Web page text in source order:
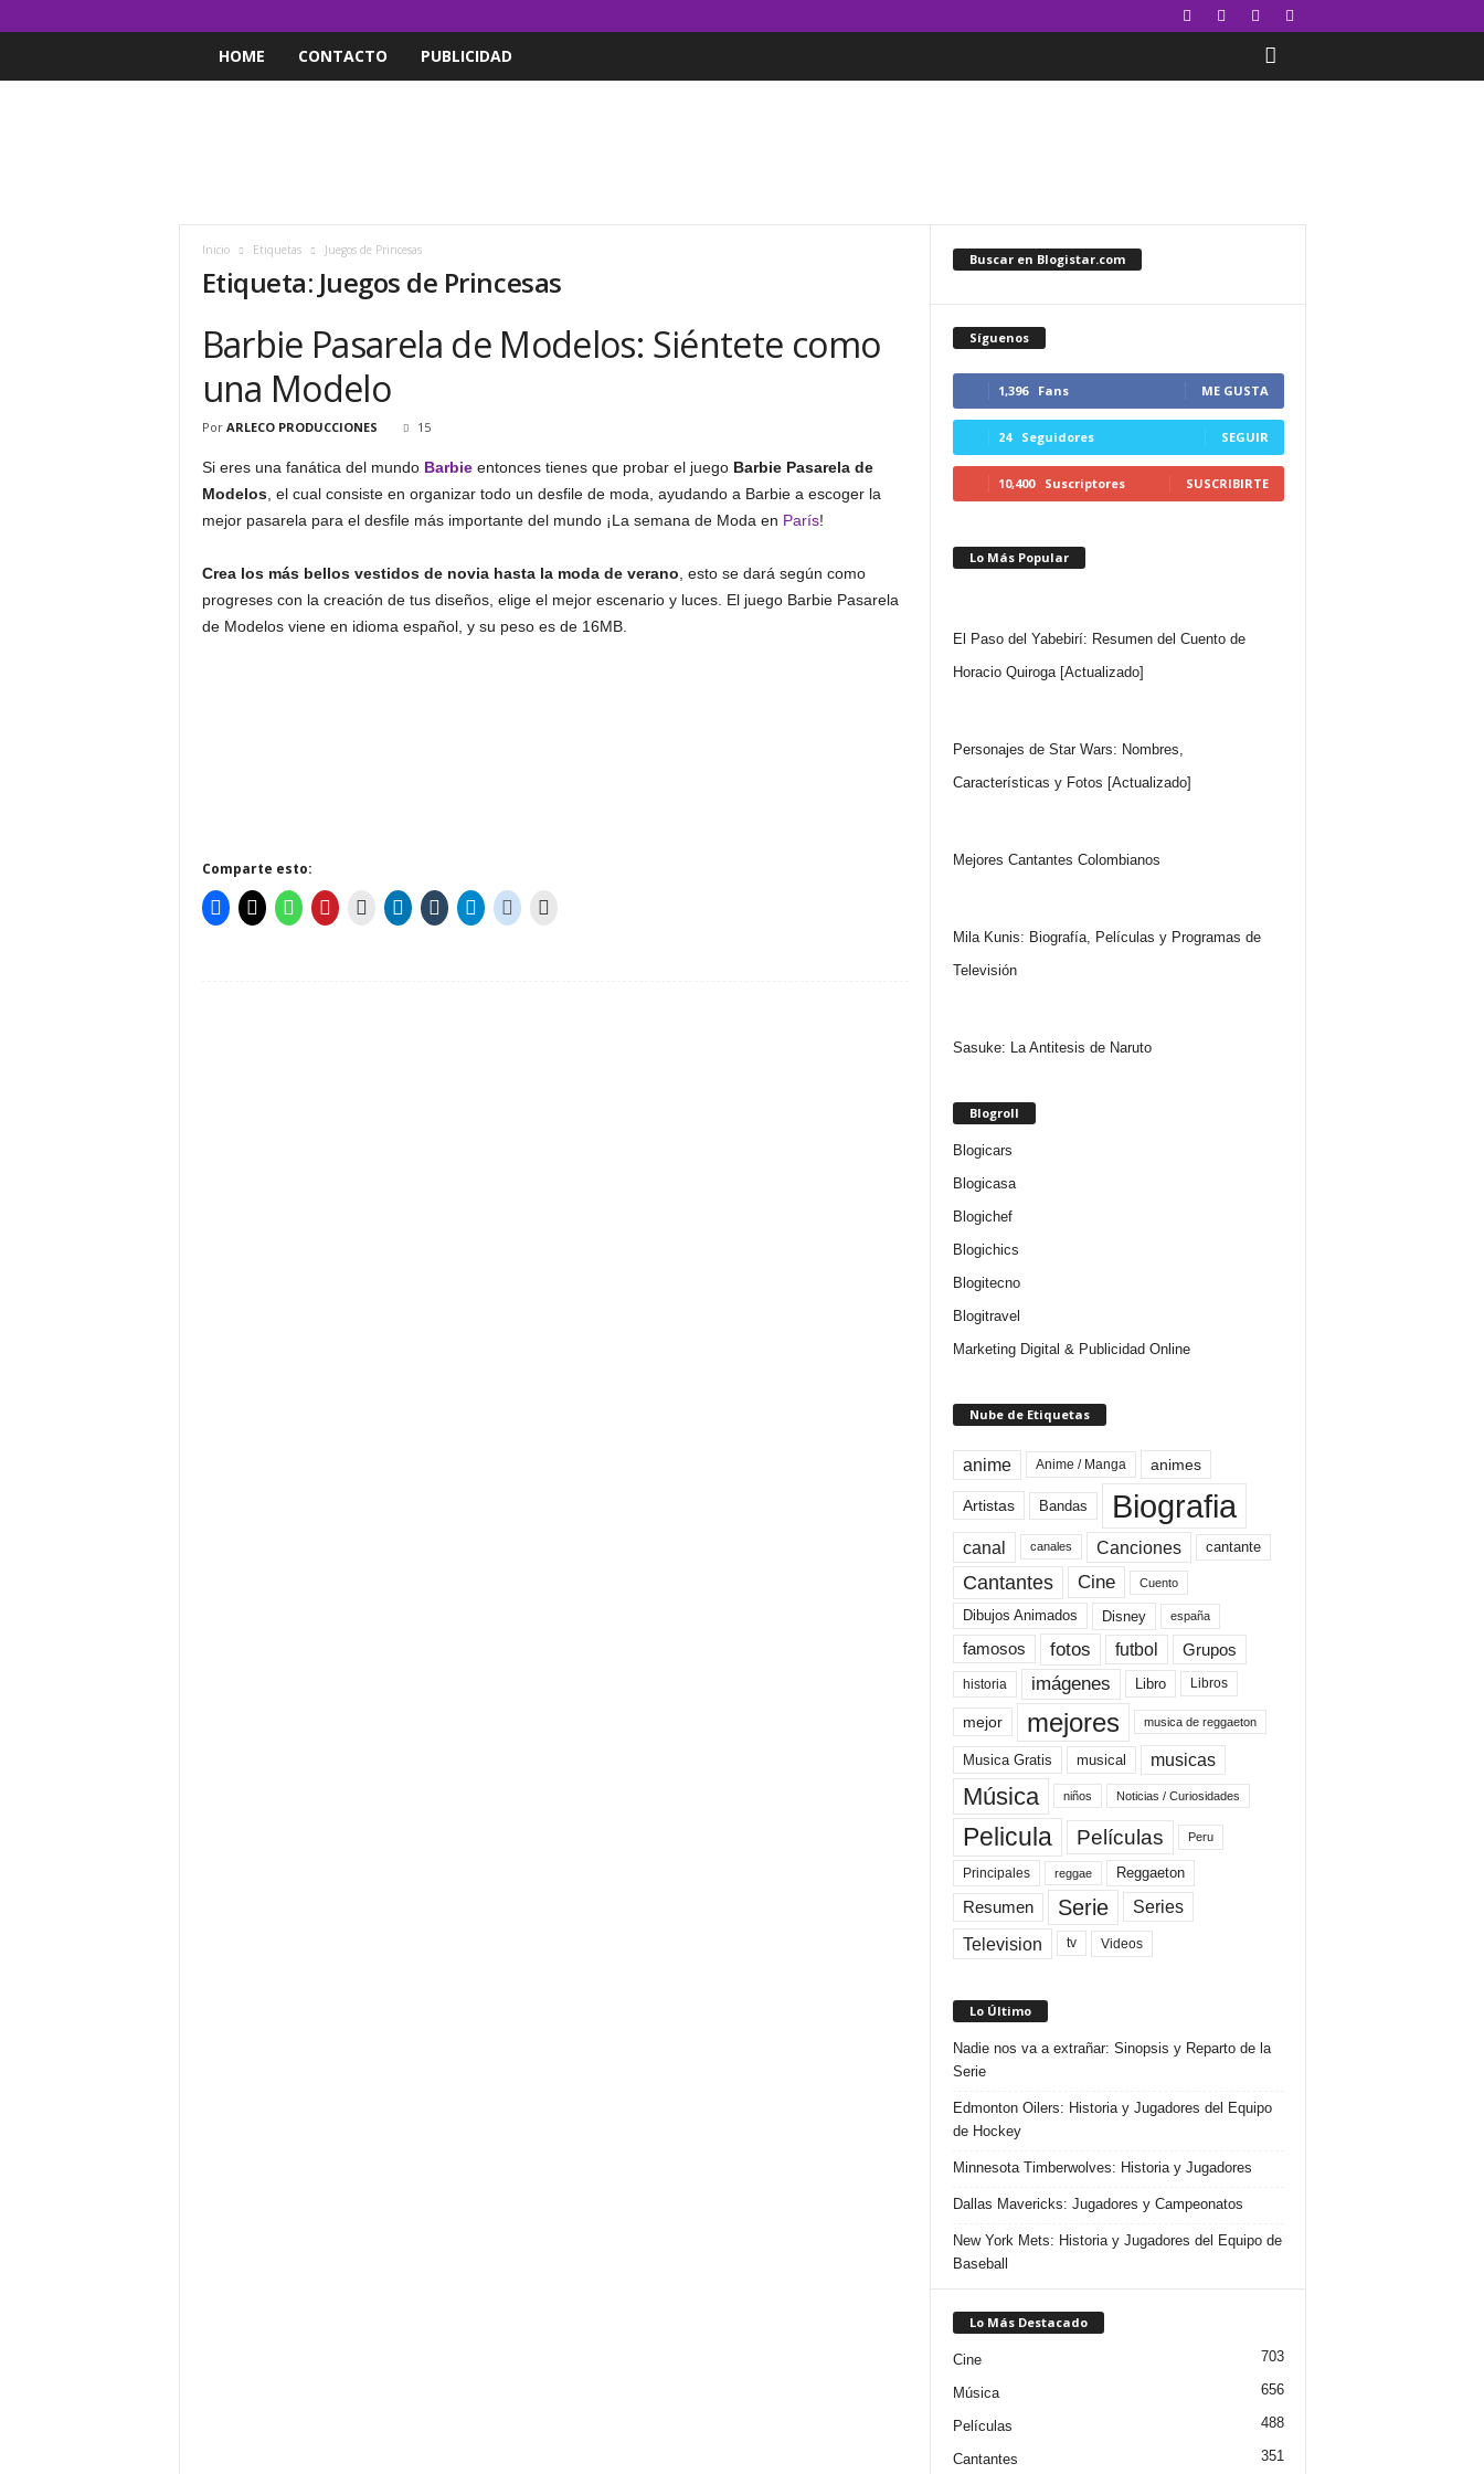
HOME CONTACTO PUBLICIDAD
Inicio Etiquetas Juegos de Princesas
Etiqueta: Juegos de Princesas
Barbie Pasarela de Modelos: Siéntete como
una Modelo
Por ARLECO PRODUCCIONES 15
Si eres una fanática del mundo Barbieentonces tienes que probar el juego Barbie Pasarela de
Modelos, el cual consiste en organizar todo un desfile de moda, ayudando a Barbie a escoger la
mejor pasarela para el desfile más importante del mundo ¡La semana de Moda en París!
Crea los más bellos vestidos de novia hasta la moda de verano , esto se dará según como
progreses con la creación de tus diseños, elige el mejor escenario y luces. El juego Barbie Pasarela
de Modelos viene en idioma español, y su peso es de 16MB.
Comparte esto:
Buscar en Blogistar.com
Síguenos
1,396 Fans ME GUSTA
24 Seguidores SEGUIR
10,400 Suscriptores SUSCRIBIRTE
Lo Más Popular
El Paso del Yabebirí: Resumen del Cuento de
Horacio Quiroga [Actualizado]
Personajes de Star Wars: Nombres,
Características y Fotos [Actualizado]
Mejores Cantantes Colombianos
Mila Kunis: Biografía, Películas y Programas de
Televisión
Sasuke: La Antitesis de Naruto
Blogroll
Blogicars
Blogicasa
Blogichef
Blogichics
Blogitecno
Blogitravel
Marketing Digital & Publicidad Online
Nube de Etiquetas
anime Anime / Manga animes
Artistas Bandas Biografia
canal canales Canciones cantante
Cantantes Cine Cuento
Dibujos Animados Disney españa
famosos fotos futbol Grupos
historia imágenes Libro Libros
mejor mejores musica de reggaeton
Musica Gratis musical musicas
Música niños Noticias / Curiosidades
Pelicula Películas Peru
Principales reggae Reggaeton
Resumen Serie Series
Television tv Videos
Lo Último
Nadie nos va a extrañar: Sinopsis y Reparto de la
Serie
Edmonton Oilers: Historia y Jugadores del Equipo
de Hockey
Minnesota Timberwolves: Historia y Jugadores
Dallas Mavericks: Jugadores y Campeonatos
New York Mets: Historia y Jugadores del Equipo de
Baseball
Lo Más Destacado
Cine 703
Música 656
Películas 488
Cantantes 351